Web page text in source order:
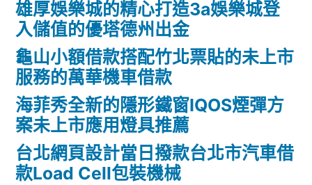
雄厚娛樂城的精心打造3a娛樂城登
入儲值的優塔德州出金
龜山小額借款搭配竹北票貼的未上市
服務的萬華機車借款
海菲秀全新的隱形鐵窗IQOS煙彈方
案未上市應用燈具推薦
台北網頁設計當日撥款台北市汽車借
款Load Cell包裝機械